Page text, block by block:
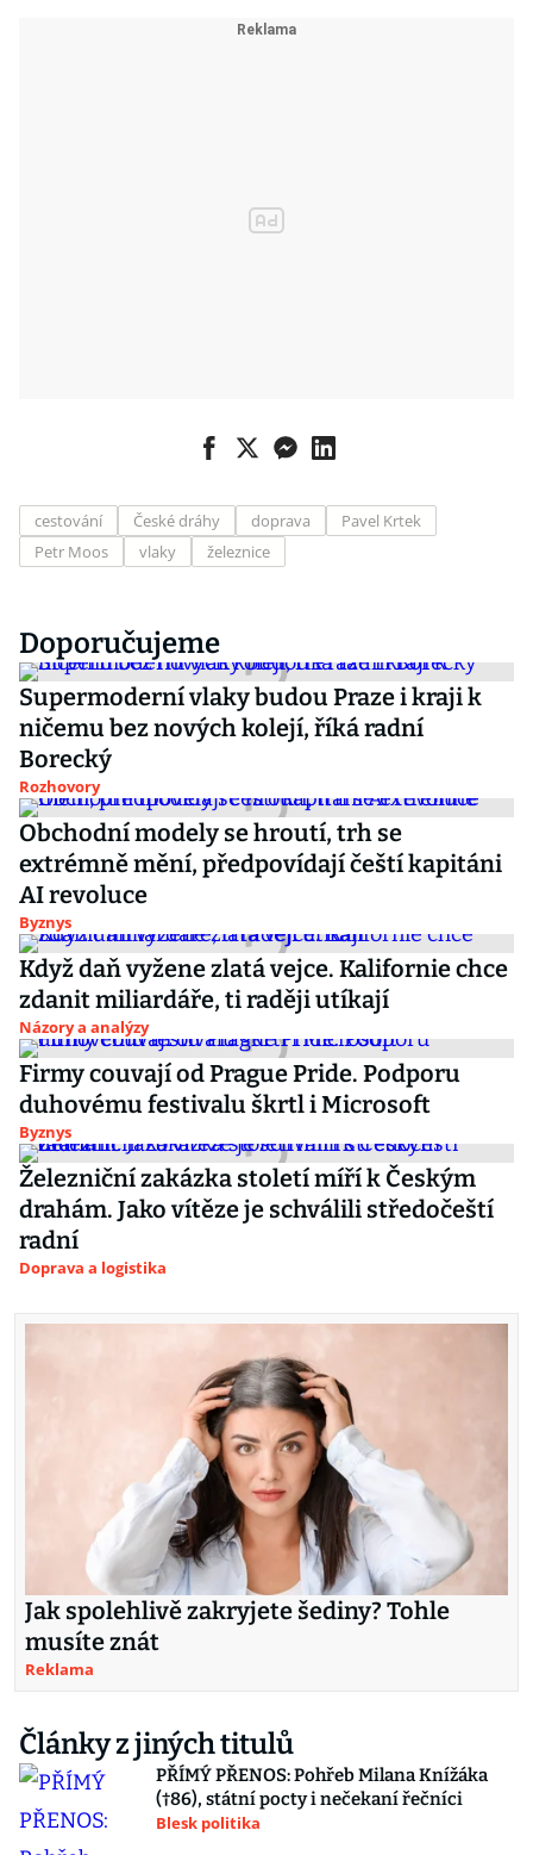
cestování České dráhy doprava
Pavel Krtek
Petr Moos
vlaky železnice
Doporučujeme
Supermoderní vlaky budou Praze i kraji k
ničemu bez nových kolejí, říká radní
Borecký
Rozhovory
Obchodní modely se hroutí, trh se
extrémně mění, předpovídají čeští kapitáni
AI revoluce
Byznys
Když daň vyžene zlatá vejce. Kalifornie chce
zdanit miliardáře, ti raději utíkají
Názory a analýzy
Firmy couvají od Prague Pride. Podporu
duhovému festivalu škrtl i Microsoft
Byznys
Železniční zakázka století míří k Českým
drahám. Jako vítěze je schválili středočeští
radní
Doprava a logistika
Jak spolehlivě zakryjete šediny? Tohle
musíte znát
Reklama
Články z jiných titulů
PŘÍMÝ PŘENOS: Pohřeb Milana Knížáka
(†86), státní pocty i nečekaní řečníci
Blesk politika